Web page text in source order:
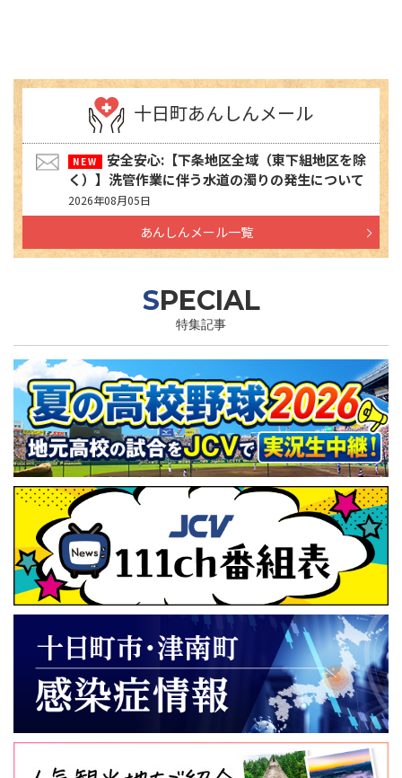
十日町あんしんメール
安全安心:【下条地区全域（東下組地区を除
く）】洗管作業に伴う水道の濁りの発生について
2026年08月05日
あんしんメール一覧
SPECIAL
特集記事